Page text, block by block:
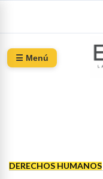
☰ Menú
DERECHOS HUMANOS